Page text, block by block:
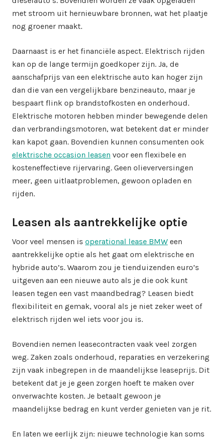
met stroom uit hernieuwbare bronnen, wat het plaatje
nog groener maakt.
Daarnaast is er het financiële aspect. Elektrisch rijden
kan op de lange termijn goedkoper zijn. Ja, de
aanschafprijs van een elektrische auto kan hoger zijn
dan die van een vergelijkbare benzineauto, maar je
bespaart flink op brandstofkosten en onderhoud.
Elektrische motoren hebben minder bewegende delen
dan verbrandingsmotoren, wat betekent dat er minder
kan kapot gaan. Bovendien kunnen consumenten ook
elektrische occasion leasen voor een flexibele en
kosteneffectieve rijervaring. Geen olieverversingen
meer, geen uitlaatproblemen, gewoon opladen en
rijden.
Leasen als aantrekkelijke optie
Voor veel mensen is operational lease BMW een
aantrekkelijke optie als het gaat om elektrische en
hybride auto’s. Waarom zou je tienduizenden euro’s
uitgeven aan een nieuwe auto als je die ook kunt
leasen tegen een vast maandbedrag? Leasen biedt
flexibiliteit en gemak, vooral als je niet zeker weet of
elektrisch rijden wel iets voor jou is.
Bovendien nemen leasecontracten vaak veel zorgen
weg. Zaken zoals onderhoud, reparaties en verzekering
zijn vaak inbegrepen in de maandelijkse leaseprijs. Dit
betekent dat je je geen zorgen hoeft te maken over
onverwachte kosten. Je betaalt gewoon je
maandelijkse bedrag en kunt verder genieten van je rit.
En laten we eerlijk zijn: nieuwe technologie kan soms